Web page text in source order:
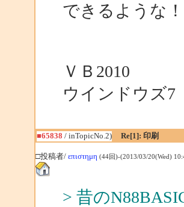
できるような！
ＶＢ2010
ウインドウズ7
■65838 / inTopicNo.2) Re[1]: 印刷
□投稿者/ επιστημη (44回)-(2013/03/20(Wed)
> 昔の